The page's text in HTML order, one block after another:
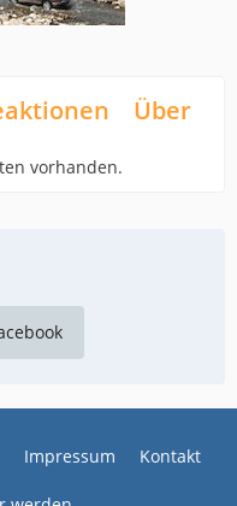
Über
vorhanden.
Impressum Kontakt